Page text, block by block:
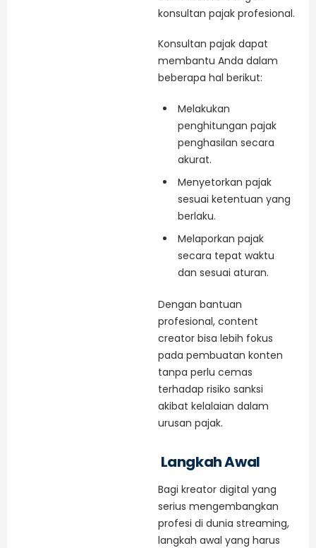
konsultan pajak profesional.
Konsultan pajak dapat
membantu Anda dalam
beberapa hal berikut:
Melakukan
penghitungan pajak
penghasilan secara
akurat.
Menyetorkan pajak
sesuai ketentuan yang
berlaku.
Melaporkan pajak
secara tepat waktu
dan sesuai aturan.
Dengan bantuan
profesional, content
creator bisa lebih fokus
pada pembuatan konten
tanpa perlu cemas
terhadap risiko sanksi
akibat kelalaian dalam
urusan pajak.
Langkah Awal
Bagi kreator digital yang
serius mengembangkan
profesi di dunia streaming,
langkah awal yang harus